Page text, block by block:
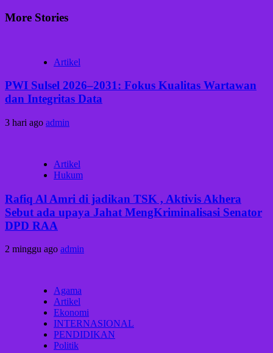
More Stories
Artikel
PWI Sulsel 2026–2031: Fokus Kualitas Wartawan
dan Integritas Data
3 hari ago admin
Artikel
Hukum
Rafiq Al Amri di jadikan TSK , Aktivis Akhera
Sebut ada upaya Jahat MengKriminalisasi Senator
DPD RAA
2 minggu ago admin
Agama
Artikel
Ekonomi
INTERNASIONAL
PENDIDIKAN
Politik